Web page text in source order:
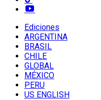
Ediciones
ARGENTINA
BRASIL
CHILE
GLOBAL
MÉXICO
PERU
US ENGLISH